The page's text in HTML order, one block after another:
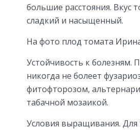
большие расстояния. Вкус
сладкий и насыщенный.
На фото плод томата
Устойчивость к болезням.
никогда не болеет
фитофторозом,
табачной мозаикой.
Условия выращивания.